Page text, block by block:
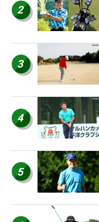
2
3
4
5